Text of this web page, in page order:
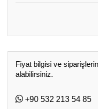
Fiyat bilgisi ve
alabilirsiniz.
+90 532 213 54 85